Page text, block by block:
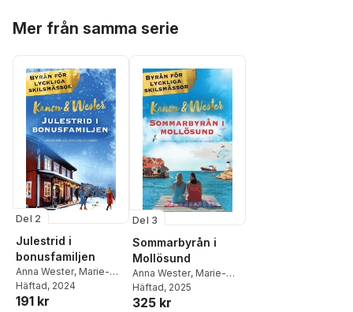
Mer från samma serie
Del 2
Julestrid i
bonusfamiljen
Anna Wester, Marie-
Louise Kanon
Häftad, 2024
191 kr
Del 3
Sommarbyrån i
Mollösund
Anna Wester, Marie-
Louise Kanon
Häftad, 2025
325 kr